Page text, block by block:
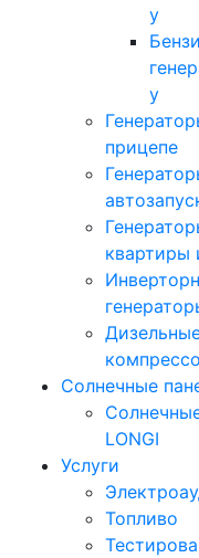
у
у
прицепе
квартиры
Солнечные
LONGI
Услуги
Топливо